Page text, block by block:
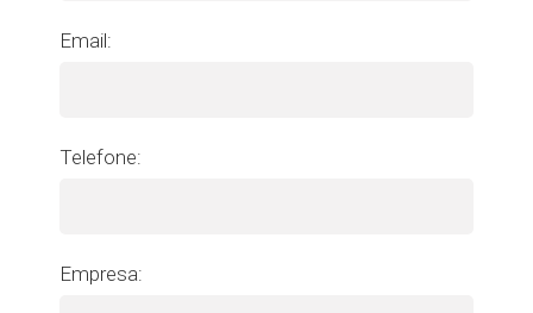
Email:
Telefone:
Empresa: